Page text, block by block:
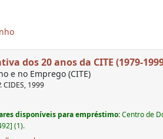
dos 20 anos da CITE (1979-
e no Emprego (CITE)
CIDES, 1999
disponíveis para empréstimo:Centro de
(1).